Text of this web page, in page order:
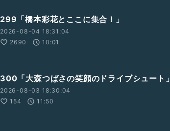
299「橋本彩花とここに集合！」
2026-08-04 18:31:04
2690
10:01
300「大森つばさの笑顔のドライブシュート」
2026-08-03 18:30:04
154
11:50